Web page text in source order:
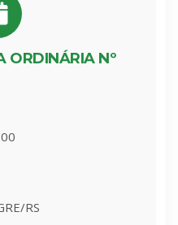
ORDINÁRIA Nº
RS